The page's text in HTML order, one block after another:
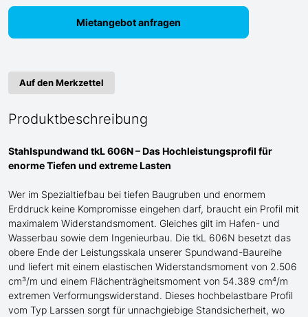
Mietangebot anfragen
Auf den Merkzettel
Produktbeschreibung
Stahlspundwand tkL 606N – Das Hochleistungsprofil für
enormeTiefen und extreme Lasten
Wer im Spezialtiefbau bei tiefen Baugruben und enormem
Erddruck keine Kompromisse eingehen darf, braucht ein Profil mit
maximalem Widerstandsmoment. Gleiches gilt im Hafen- und
Wasserbau sowie dem Ingenieurbau. Die tkL 606N besetzt das
obere Ende der Leistungsskala unserer Spundwand-Baureihe
und liefert mit einem elastischen Widerstandsmoment von 2.506
cm³/m und einem Flächenträgheitsmoment von 54.389 cm⁴/m
extremen Verformungswiderstand. Dieses hochbelastbare Profil
vom Typ Larssen sorgt für unnachgiebige Standsicherheit, wo